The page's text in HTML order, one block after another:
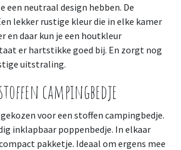
een neutraal design hebben. De
lekker rustige kleur die in elke kamer
en daar kun je een houtkleur
er hartstikke goed bij. En zorgt nog
uitstraling.
campingbedje
voor een stoffen campingbedje.
inklapbaar poppenbedje. In elkaar
pakketje. Ideaal om ergens mee